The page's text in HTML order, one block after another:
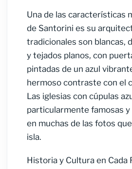
Una de las características
de Santorini es su
tradicionales son blancas,
y tejados planos, con
pintadas de un azul
hermoso contraste con el
Las iglesias con cúpulas
particularmente famosas
en muchas de las fotos
isla.
Historia y Cultura en Cada